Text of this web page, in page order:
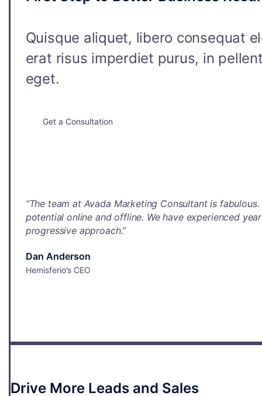
Quisque aliquet, libero consequat
erat risus imperdiet purus, in
eget.
Get a Consultation
“The team at Avada Marketing Consultant is
potential online and offline. We have experienced
progressive approach.”
Dan Anderson
Hemisferio’s CEO
Drive More Leads and Sales